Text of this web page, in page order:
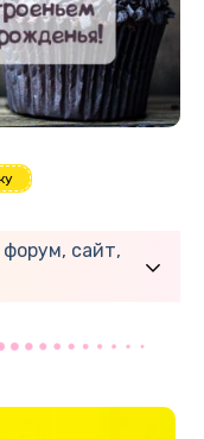
сайт,